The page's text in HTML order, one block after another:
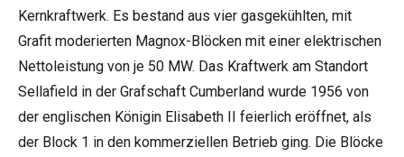
Kernkraftwerk. Es bestand aus vier gasgekühlten, mit
Grafit moderierten Magnox-Blöcken mit einer elektrischen
Nettoleistung von je 50 MW. Das Kraftwerk am Standort
Sellafield in der Grafschaft Cumberland wurde 1956 von
der englischen Königin Elisabeth II feierlich eröffnet, als
der Block 1 in den kommerziellen Betrieb ging. Die Blöcke